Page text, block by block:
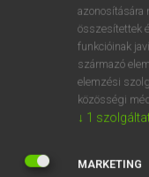
azonosítására
összesítettek
funkcióinak
származó
elemzési
közösségi
↓ 1
MARKETING